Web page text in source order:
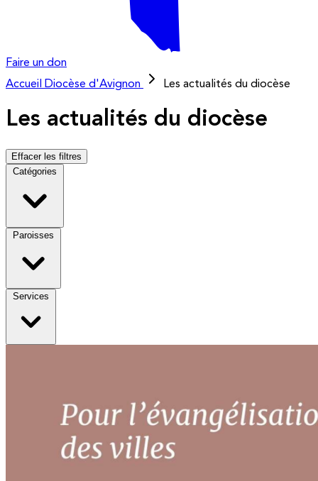
Faire un don
Accueil
Diocèse d'Avignon Les actualités du diocèse
Les actualités du diocèse
Effacer les filtres
Catégories
Paroisses
Services